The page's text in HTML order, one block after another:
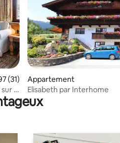
: 5 sur 5
moyenne sur la base de 31
(31)
la
Appartement
Elisabeth par Interhome